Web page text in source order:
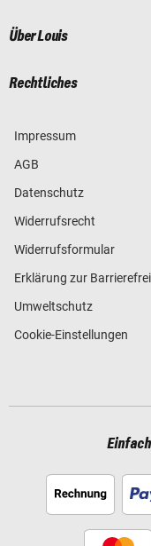
Über Louis
Rechtliches
Impressum
AGB
Datenschutz
Widerrufsrecht
Widerrufsformular
Erklärung zur
Umweltschutz
Cookie-Einstellungen